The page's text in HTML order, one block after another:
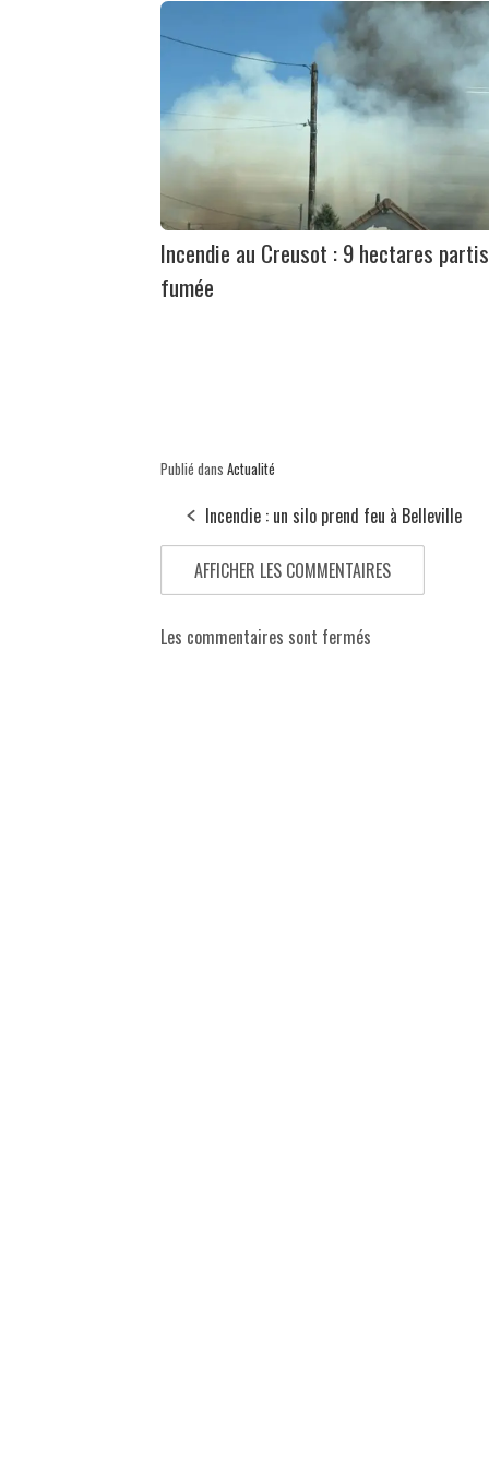
Incendie au Creusot : 9 hectares
fumée
Publié dans Actualité
Incendie : un silo prend feu à Belleville
AFFICHER LES COMMENTAIRES
Les commentaires sont fermés